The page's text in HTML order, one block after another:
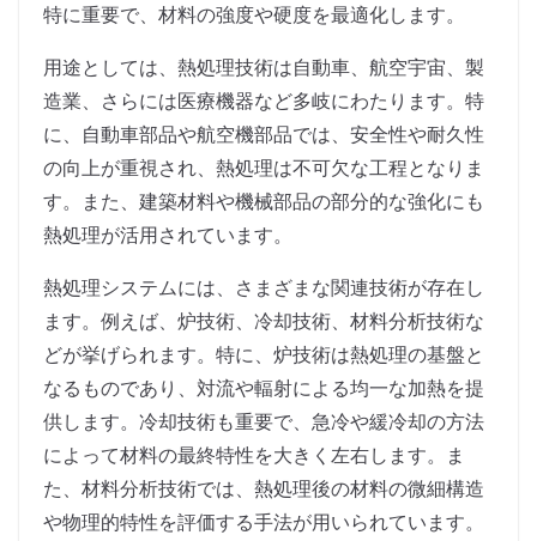
特に重要で、材料の強度や硬度を最適化します。
用途としては、熱処理技術は自動車、航空宇宙、製
造業、さらには医療機器など多岐にわたります。特
に、自動車部品や航空機部品では、安全性や耐久性
の向上が重視され、熱処理は不可欠な工程となりま
す。また、建築材料や機械部品の部分的な強化にも
熱処理が活用されています。
熱処理システムには、さまざまな関連技術が存在し
ます。例えば、炉技術、冷却技術、材料分析技術な
どが挙げられます。特に、炉技術は熱処理の基盤と
なるものであり、対流や輻射による均一な加熱を提
供します。冷却技術も重要で、急冷や緩冷却の方法
によって材料の最終特性を大きく左右します。ま
た、材料分析技術では、熱処理後の材料の微細構造
や物理的特性を評価する手法が用いられています。